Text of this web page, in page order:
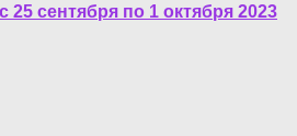
25 сентября по 1 октября 2023